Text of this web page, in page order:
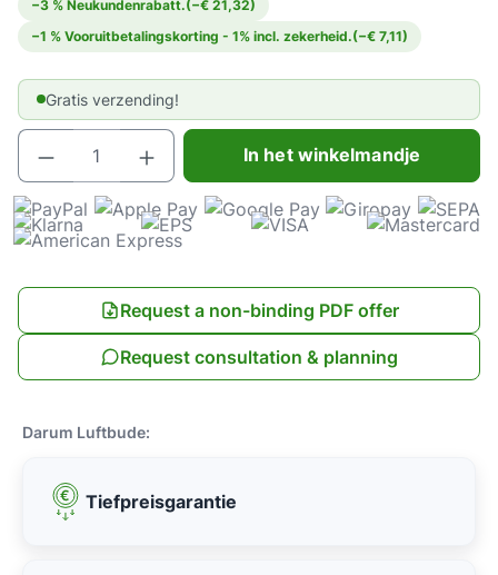
−3 % Neukundenrabatt.(−€ 21,32)
−1 % Vooruitbetalingskorting - 1% incl. zekerheid.(−€ 7,11)
Gratis verzending!
Producthoeveelheid: Voer de gewenste
In het winkelmandje
Request a non-binding PDF offer
Request consultation & planning
Darum Luftbude:
Tiefpreisgarantie